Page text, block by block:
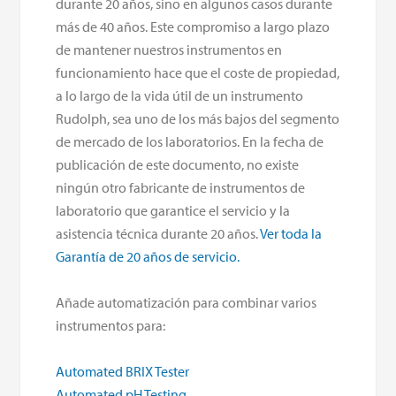
durante 20 años, sino en algunos casos durante
más de 40 años. Este compromiso a largo plazo
de mantener nuestros instrumentos en
funcionamiento hace que el coste de propiedad,
a lo largo de la vida útil de un instrumento
Rudolph, sea uno de los más bajos del segmento
de mercado de los laboratorios. En la fecha de
publicación de este documento, no existe
ningún otro fabricante de instrumentos de
laboratorio que garantice el servicio y la
asistencia técnica durante 20 años.Ver toda la
Garantía de 20 años de servicio.
Añade automatización para combinar varios
instrumentos para:
Automated BRIX Tester